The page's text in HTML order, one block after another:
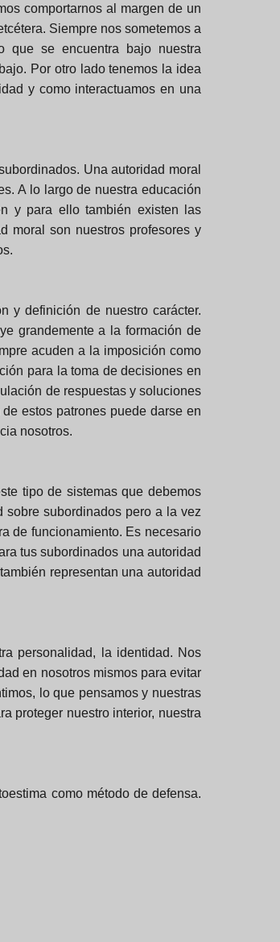
comportarnos al margen de un
Siempre nos sometemos a
que se encuentra bajo nuestra
Por otro lado tenemos la idea
y como interactuamos en una
Una autoridad moral
A lo largo de nuestra educación
y para ello también existen las
moral son nuestros profesores y
y definición de nuestro carácter.
grandemente a la formación de
acuden a la imposición como
para la toma de decisiones en
de respuestas y soluciones
estos patrones puede darse en
nosotros.
tipo de sistemas que debemos
sobre subordinados pero a la vez
de funcionamiento. Es necesario
tus subordinados una autoridad
representan una autoridad
personalidad, la identidad. Nos
en nosotros mismos para evitar
lo que pensamos y nuestras
proteger nuestro interior, nuestra
como método de defensa.